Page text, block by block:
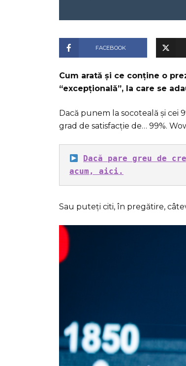
FACEBOOK
Cum arată și ce conține o
“excepțională”, la care se
Dacă punem la socoteală și cei
grad de satisfacție de… 99%.
Dacă pare greu de
acum, aici.
Sau puteți citi, în pregătire,